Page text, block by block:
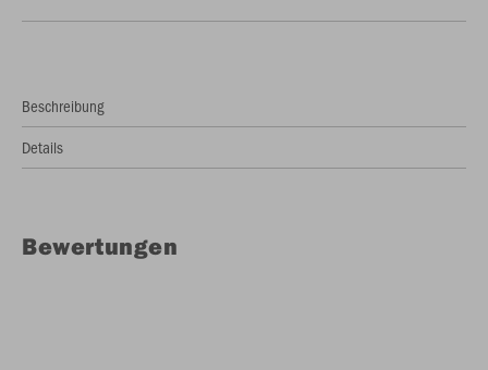
Beschreibung
Details
Bewertungen